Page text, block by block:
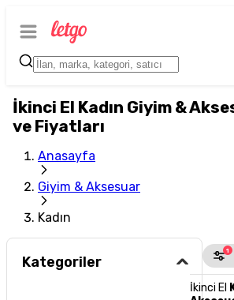
İkinci El Kadın Giyim &
ve Fiyatları
Anasayfa
Giyim & Aksesuar
Kadın
Kategoriler
1
İkinci El